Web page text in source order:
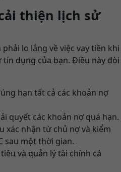
thiện lịch sử
lo lắng về việc vay tiền khi
tín dụng của bạn. Điều này đòi
hạn tất cả các khoản nợ
quyết các khoản nợ quá hạn.
xác nhận từ chủ nợ và kiểm
sau một thời gian.
và quản lý tài chính cá